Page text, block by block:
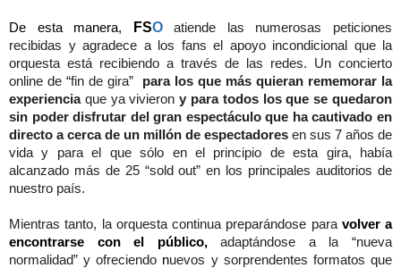
De esta manera, FSOatiende las numerosas peticiones
recibidas y agradece a los fans el apoyo incondicional que la
orquesta está recibiendo a través de las redes. Un concierto
online de “fin de gira” para los que más quieran rememorar la
experienciaque ya vivierony para todos los que se quedaron
sin poder disfrutar del gran espectáculo que ha cautivado en
directo a cerca de un millón de espectadores en sus 7 años de
vida y para el que sólo en el principio de esta gira, había
alcanzado más de 25 “sold out” en los principales auditorios de
nuestro país.
Mientras tanto, la orquesta continua preparándose para volver a
encontrarse con el público,adaptándose a la “nueva
normalidad” y ofreciendo nuevos y sorprendentes formatos que